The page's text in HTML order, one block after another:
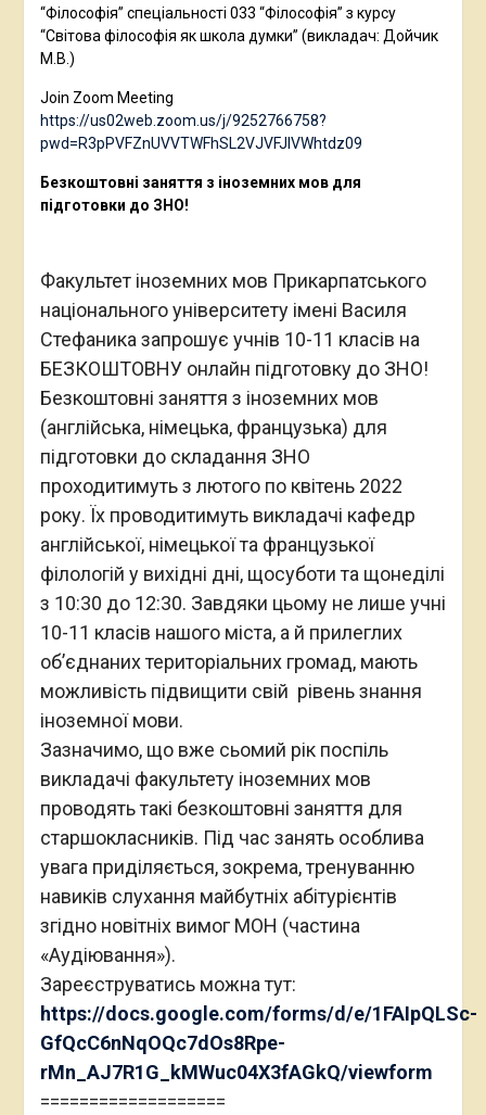
“Філософія” спеціальності 033 “Філософія” з курсу
“Світова філософія як школа думки” (викладач: Дойчик
М.В.)
Join Zoom Meeting
https://us02web.zoom.us/j/9252766758?
pwd=R3pPVFZnUVVTWFhSL2VJVFJlVWhtdz09
Безкоштовні заняття з іноземних мов для
підготовки до ЗНО!
Факультет іноземних мов Прикарпатського
національного університету імені Василя
Стефаника запрошує учнів 10-11 класів на
БЕЗКОШТОВНУ онлайн підготовку до ЗНО!
Безкоштовні заняття з іноземних мов
(англійська, німецька, французька) для
підготовки до складання ЗНО
проходитимуть з лютого по квітень 2022
року. Їх проводитимуть викладачі кафедр
англійської, німецької та французької
філологій у вихідні дні, щосуботи та щонеділі
з 10:30 до 12:30. Завдяки цьому не лише учні
10-11 класів нашого міста, а й прилеглих
об’єднаних територіальних громад, мають
можливість підвищити свій рівень знання
іноземної мови.
Зазначимо, що вже сьомий рік поспіль
викладачі факультету іноземних мов
проводять такі безкоштовні заняття для
старшокласників. Під час занять особлива
увага приділяється, зокрема, тренуванню
навиків слухання майбутніх абітурієнтів
згідно новітніх вимог МОН (частина
«Аудіювання»).
Зареєструватись можна тут:
https://docs.google.com/forms/d/e/1FAIpQLSc-
GfQcC6nNqOQc7dOs8Rpe-
rMn_AJ7R1G_kMWuc04X3fAGkQ/viewform
===================